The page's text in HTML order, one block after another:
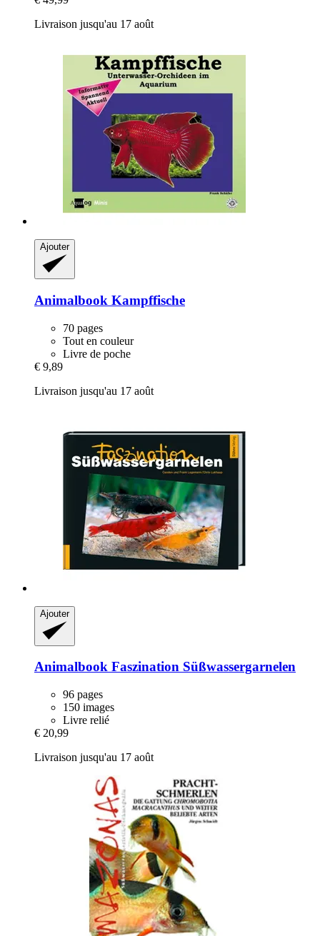
Livraison jusqu'au 17 août
Ajouter
Animalbook Kampffische
70 pages
Tout en couleur
Livre de poche
€ 9,89
Livraison jusqu'au 17 août
Ajouter
Animalbook Faszination Süßwassergarnelen
96 pages
150 images
Livre relié
€ 20,99
Livraison jusqu'au 17 août